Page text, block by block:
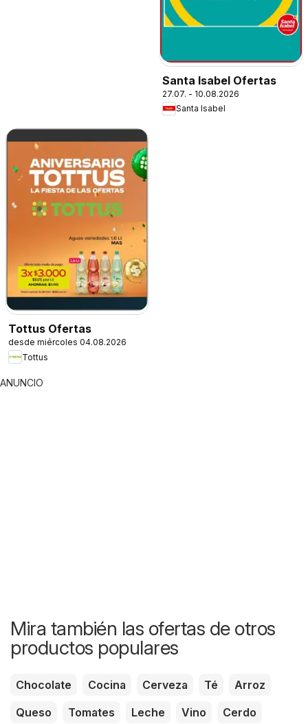
Santa Isabel Ofertas
27.07. - 10.08.2026
Santa Isabel
Tottus Ofertas
desde miércoles 04.08.2026
Tottus
ANUNCIO
Mira también las ofertas de otros
productos populares
Chocolate Cocina Cerveza Té
Arroz
Queso
Tomates Leche Vino
Cerdo